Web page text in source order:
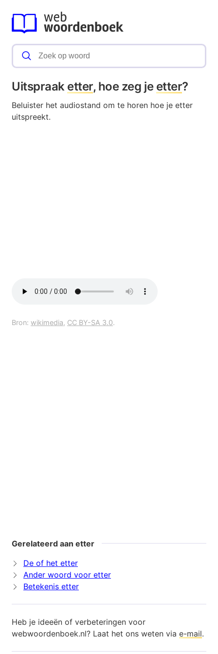
Uitspraak etter, hoe zeg je etter?
Beluister het audiostand om te horen hoe je etter
uitspreekt.
Bron: wikimedia, CC BY-SA 3.0.
Gerelateerd aan etter
De of het etter
Ander woord voor etter
Betekenis etter
Heb je ideeën of verbeteringen voor
webwoordenboek.nl? Laat het ons weten via e-mail.